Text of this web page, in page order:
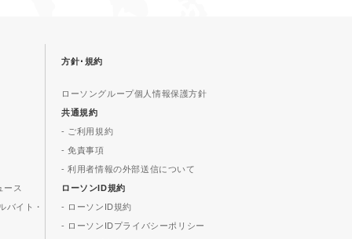
ース
バイト・
方針･規約
ローソングループ個人情報保護方針
共通規約
- ご利用規約
- 免責事項
- 利用者情報の外部送信について
ローソンID規約
- ローソンID規約
- ローソンIDプライバシーポリシー